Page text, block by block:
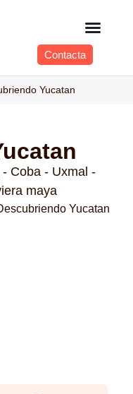
Contacta
Yucatan
Coba - Uxmal -
maya